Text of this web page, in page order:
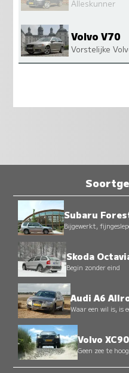
Alleskunner
Volvo V70
Vorstelijke
Subaru
Bijgewerkt,
Skoda
Begin zonder eind
Audi A6
Waar een wil is, is
Volvo XC90
Geen zee te hoog